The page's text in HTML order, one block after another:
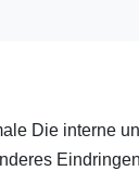
Die interne